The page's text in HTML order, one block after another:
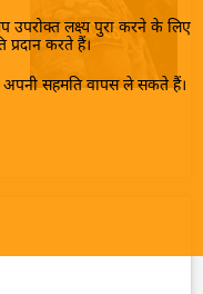
लक्ष्य पुरा करने के लिए
करते हैं।
सहमति वापस ले सकते हैं।